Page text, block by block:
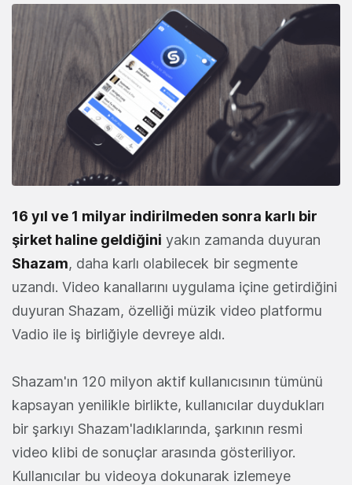
16 yıl ve 1 milyar indirilmeden sonra karlı bir
şirket haline geldiğini yakın zamanda duyuran
Shazam, daha karlı olabilecek bir segmente
uzandı. Video kanallarını uygulama içine getirdiğini
duyuran Shazam, özelliği müzik video platformu
Vadio ile iş birliğiyle devreye aldı.
Shazam'ın 120 milyon aktif kullanıcısının tümünü
kapsayan yenilikle birlikte, kullanıcılar duydukları
bir şarkıyı Shazam'ladıklarında, şarkının resmi
video klibi de sonuçlar arasında gösteriliyor.
Kullanıcılar bu videoya dokunarak izlemeye